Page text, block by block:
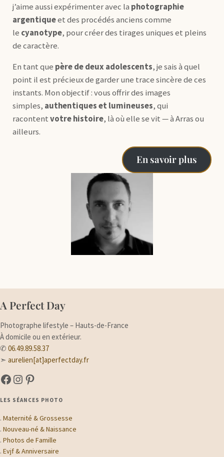
j’aime aussi expérimenter avec la photographie
argentiqueet des procédés anciens comme
le cyanotype, pour créer des tirages uniques et pleins
de caractère.
En tant que père de deux adolescents, je sais à quel
point il est précieux de garder une trace sincère de ces
instants. Mon objectif : vous offrir des images
simples, authentiques et lumineuses, qui
racontentvotre histoire, là où elle se vit — à Arras ou
ailleurs.
En savoir plus
A Perfect Day
Photographe lifestyle – Hauts-de-France
À domicile ou en extérieur.
✆06.49.89.58.37
➣aurelien[at]aperfectday.fr
A Perfect Day sur Facebook
A Perfect Day sur Instagram
Suivez-moi sur Pinterest
LES SÉANCES PHOTO
.Maternité & Grossesse
.Nouveau-né & Naissance
.Photos de Famille
.Evjf & Anniversaire